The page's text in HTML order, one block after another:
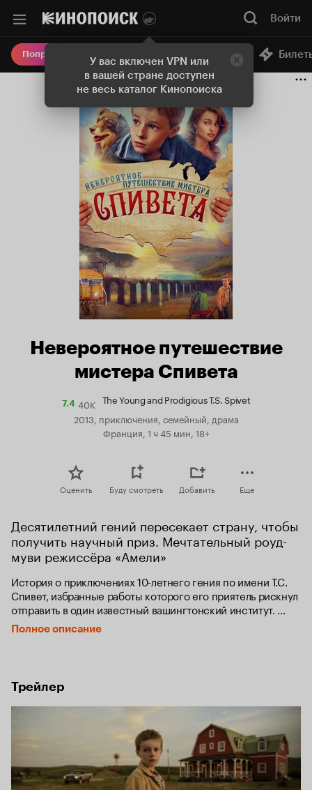
У вас включен VPN или
в вашей стране доступен
не весь каталог Кинопоиска
Войти
Попробовать Плюс Онлайн-кинотеатр
Невероятное путешествие
мистера Спивета
7.4Рейтинг
Кинопоиска
40K The Young and Prodigious T.S. Spivet
2013, приключения, семейный, драма
Франция, 1 ч 45 мин, 18+
Оценить Буду смотреть Добавить Еще
Десятилетний гений пересекает страну, чтобы
получить научный приз. Мечтательный роуд-
муви режиссёра «Амели»
История о приключениях 10-летнего гения по имени Т.С.
Спивет, избранные работы которого его приятель рискнул
отправить в один известный вашингтонский институт.
Неожиданно Спивету звонят из этого института с
приглашением приехать забрать престижную награду и
Полное описание
Трейлер